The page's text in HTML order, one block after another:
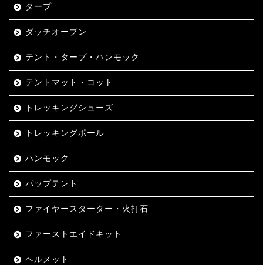
タープ
ダッチオーブン
テント・タープ・ハンモック
テントマット・コット
トレッキングシューズ
トレッキングポール
ハンモック
パップテント
ファイヤースターター・火打石
ファーストエイドキット
ヘルメット